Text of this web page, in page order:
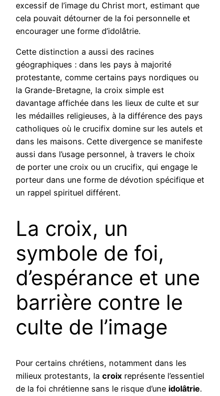
excessif de l’image du Christ mort, estimant que
cela pouvait détourner de la foi personnelle et
encourager une forme d’idolâtrie.
Cette distinction a aussi des racines
géographiques : dans les pays à majorité
protestante, comme certains pays nordiques ou
la Grande-Bretagne, la croix simple est
davantage affichée dans les lieux de culte et sur
les médailles religieuses, à la différence des pays
catholiques où le crucifix domine sur les autels et
dans les maisons. Cette divergence se manifeste
aussi dans l’usage personnel, à travers le choix
de porter une croix ou un crucifix, qui engage le
porteur dans une forme de dévotion spécifique et
un rappel spirituel différent.
La croix, un
symbole de foi,
d’espérance et une
barrière contre le
culte de l’image
Pour certains chrétiens, notamment dans les
milieux protestants, la croix représente l’essentiel
de la foi chrétienne sans le risque d’une idolâtrie.